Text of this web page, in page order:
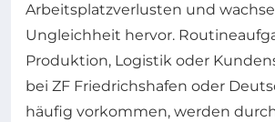
Arbeitsplatzverlusten und
Ungleichheit hervor.
Produktion, Logistik oder
bei ZF Friedrichshafen oder
häufig vorkommen, werden